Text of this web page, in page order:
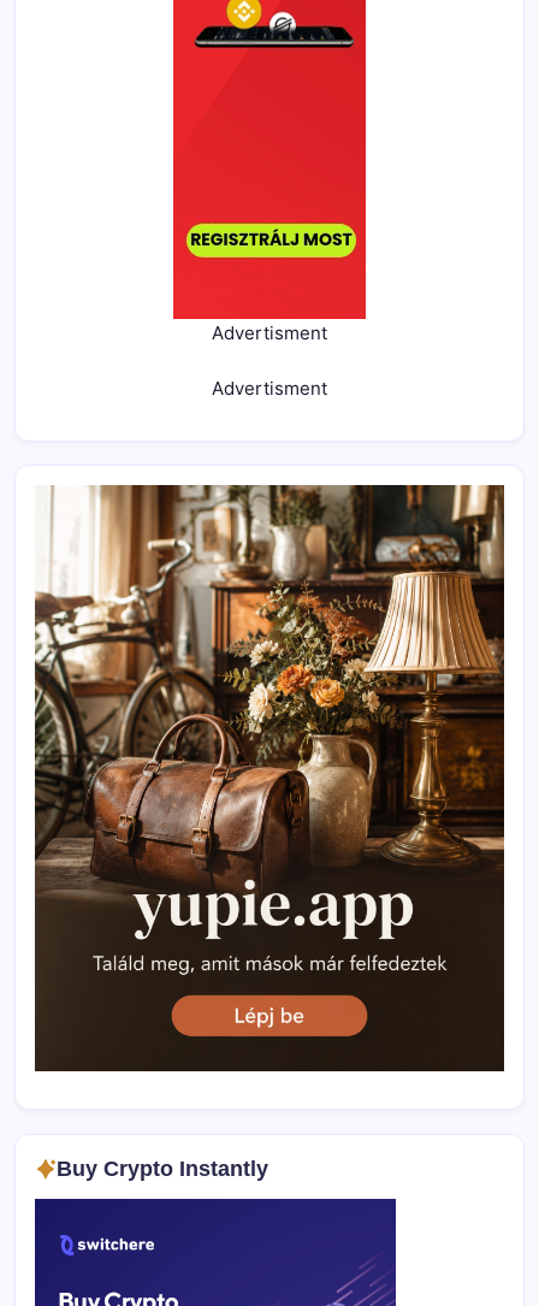
Advertisment
Advertisment
Buy Crypto Instantly